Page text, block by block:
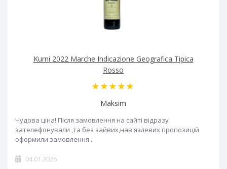
Kurni 2022 Marche Indicazione Geografica Tipica
Rosso
Maksim
Чудова ціна! Після замовлення на сайті відразу
зателефонували ,та без зайвих,нав'язлевих пропозицій
оформили замовлення ..
04.01.2026